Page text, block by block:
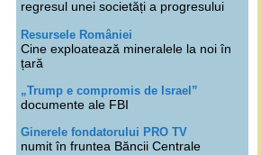
regresul unei societăți a progresului
Resursele României
Cine exploatează mineralele la noi în
țară
„Trump e compromis de Israel”
documente ale FBI
Ginerele fondatorului PRO TV
numit în fruntea Băncii Centrale